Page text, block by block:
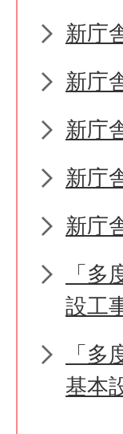
新庁
新庁
新庁
新庁
新庁
「
設工
「
基本